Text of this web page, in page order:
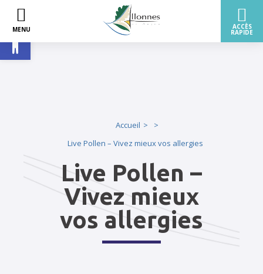
Ouvrir la barre d’outils
Accueil
Live Pollen – Vivez mieux vos allergies
Live Pollen –
Vivez mieux
vos allergies